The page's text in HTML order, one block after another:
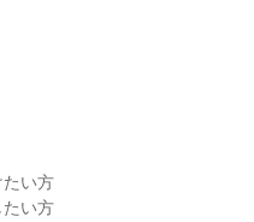
たい方
たい方